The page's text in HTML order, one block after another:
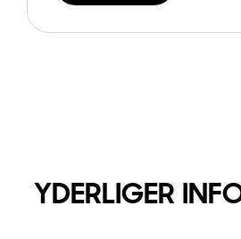
YDERLIGER